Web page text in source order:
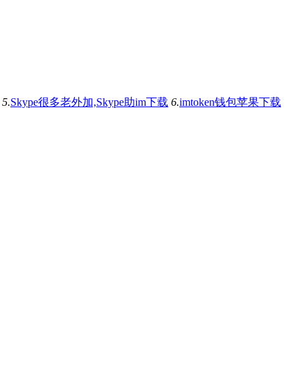
5.Skype很多老外加,Skype助im下载 6.imtoken钱包苹果下载